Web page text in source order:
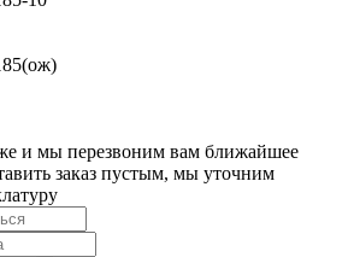
и мы перезвоним вам ближайшее
заказ пустым, мы уточним